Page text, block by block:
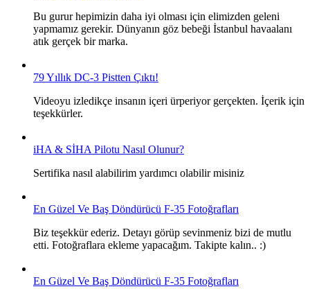
Bu gurur hepimizin daha iyi olması için elimizden geleni
yapmamız gerekir. Dünyanın göz bebeği İstanbul havaalanı
atık gerçek bir marka.
79 Yıllık DC-3 Pistten Çıktı!
Videoyu izledikçe insanın içeri ürperiyor gerçekten. İçerik için
teşekkürler.
iHA & SİHA Pilotu Nasıl Olunur?
Sertifika nasıl alabilirim yardımcı olabilir misiniz
En Güzel Ve Baş Döndürücü F-35 Fotoğrafları
Biz teşekkür ederiz. Detayı görüp sevinmeniz bizi de mutlu
etti. Fotoğraflara ekleme yapacağım. Takipte kalın.. :)
En Güzel Ve Baş Döndürücü F-35 Fotoğrafları